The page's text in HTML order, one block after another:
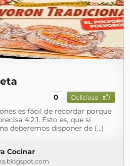
0 Delicioso
es fácil de recordar porque
4:2:1. Esto es, que si
deberemos disponer de (...)
Cocinar